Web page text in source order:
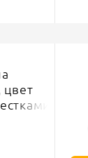
цвет